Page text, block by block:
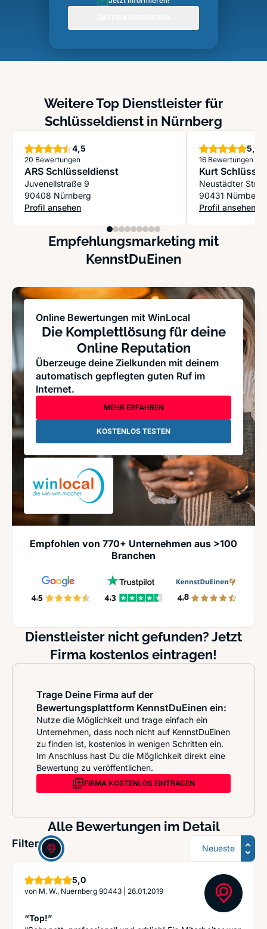
Weitere Top Dienstleister für
Schlüsseldienst in Nürnberg
4,5
20 Bewertungen
ARS Schlüsseldienst
Juvenellstraße 9
90408 Nürnberg
Profil ansehen
: ARS Schlüsseldienst
5,0
16 Bewertungen
Kurt
Neustädter Str.
90431 Nürnberg
Profil ansehen
: Kurt
Empfehlungsmarketing mit
KennstDuEinen
Online Bewertungen mit WinLocal
Die Komplettlösung für deine
Online Reputation
Überzeuge deine Zielkunden mit deinem
automatisch gepflegten guten Ruf im
Internet.
MEHR ERFAHREN
KOSTENLOS TESTEN
Empfohlen von 770+ Unternehmen aus >100
Branchen
Dienstleister nicht gefunden? Jetzt
Firma kostenlos eintragen!
Trage Deine Firma auf der
Bewertungsplattform KennstDuEinen ein:
Nutze die Möglichkeit und trage einfach ein
Unternehmen, dass noch nicht auf KennstDuEinen
zu finden ist, kostenlos in wenigen Schritten ein.
Im Anschluss hast Du die Möglichkeit direkt eine
Bewertung zu veröffentlichen.
FIRMA KOSTENLOS EINTRAGEN
Alle Bewertungen im Detail
Filter: Sortierung
5,0Sterne
von M. W., Nuernberg 90443 26.01.2019
“Top!”